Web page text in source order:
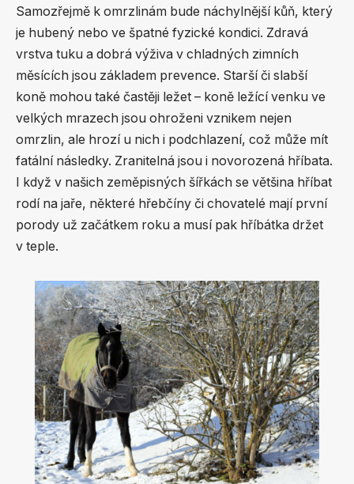
Samozřejmě k omrzlinám bude náchylnější kůň, který
je hubený nebo ve špatné fyzické kondici. Zdravá
vrstva tuku a dobrá výživa v chladných zimních
měsících jsou základem prevence. Starší či slabší
koně mohou také častěji ležet – koně ležící venku ve
velkých mrazech jsou ohroženi vznikem nejen
omrzlin, ale hrozí u nich i podchlazení, což může mít
fatální následky. Zranitelná jsou i novorozená hříbata.
I když v našich zeměpisných šířkách se většina hříbat
rodí na jaře, některé hřebčíny či chovatelé mají první
porody už začátkem roku a musí pak hříbátka držet
v teple.